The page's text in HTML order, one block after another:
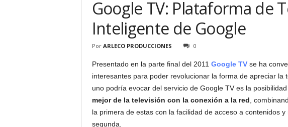
Google TV: Plataforma de
Inteligente de Google
Por ARLECO PRODUCCIONES 0
Presentado en la parte final del 2011 Google TVse ha
interesantes para poder revolucionar la forma de apreciar la
uno podría evocar del servicio de Google TV es la
mejor de la televisión con la conexión a la red ,
la primera de estas con la facilidad de acceso a contenidos
segunda.